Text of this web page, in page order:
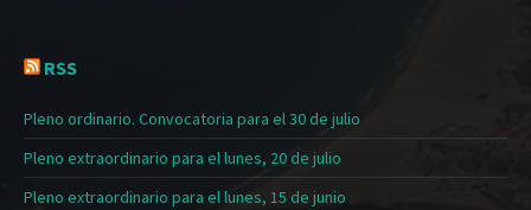
RSS
Pleno ordinario. Convocatoria para el 30 de julio
Pleno extraordinario para el lunes, 20 de julio
Pleno extraordinario para el lunes, 15 de junio